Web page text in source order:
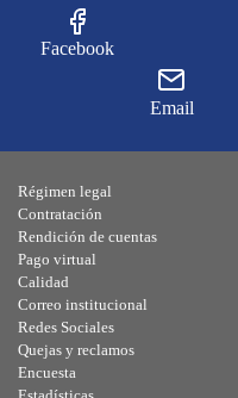
Facebook
Email
Régimen legal
Contratación
Rendición de cuentas
Pago virtual
Calidad
Correo institucional
Redes Sociales
Quejas y reclamos
Encuesta